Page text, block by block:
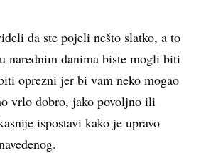
da ste pojeli nešto slatko, a to
narednim danima biste mogli biti
oprezni jer bi vam neko mogao
vrlo dobro, jako povoljno ili
ispostavi kako je upravo